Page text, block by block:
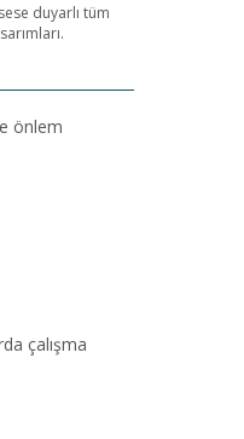
duyarlı tüm
önlem
çalışma